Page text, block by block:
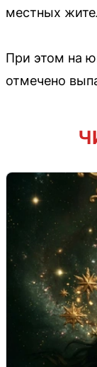
местных
При этом на
отмечено